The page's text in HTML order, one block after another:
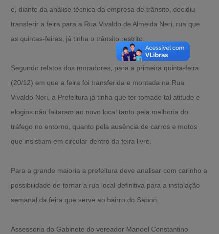
e, diante da análise técnica da empresa de trânsito, decidiu
transferir a feira para a Rua Vivaldo de Almeida Neri, rua que
as quintas-feiras, já tinha o trânsito restrito.
Segundo relatos dos moradores, para a primeira quinta-feira
(20/12) em que a feira foi transferida e montada na Rua
Vivaldo Neri, a Prefeitura já tinha que ter tomado tal atitude e
elogios não faltaram ao novo local tanto pela melhoria do
tráfego no entorno, quanto pela ausência de carros e motos
que insistiam em circular dentro da feira livre.
Para a grande maioria a prefeitura deve analisar com carinho a
possibilidade de tornar a rua local definitiva para a instalação
semanal da feira que serve ao bairro do Saboó.
Assessoria do Gabinete do vereador Manoel Constantino